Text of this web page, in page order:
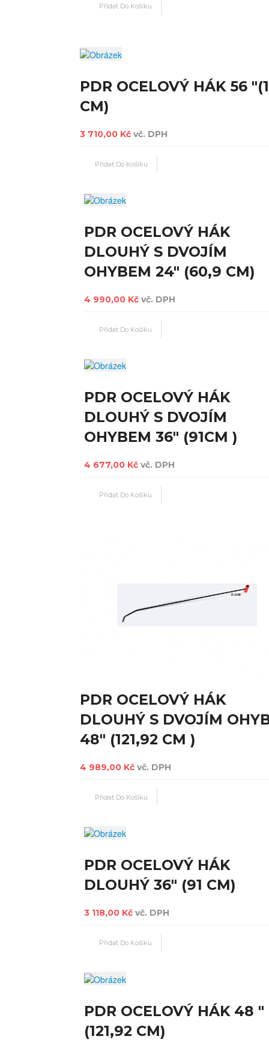
PDR OCELOVÝ HÁK 56
CM)
3 710,00 Kč vč. DPH
PDR OCELOVÝ HÁK
DLOUHÝ S DVOJÍM
OHYBEM 24" (60,9 CM)
4 990,00 Kč vč. DPH
PDR OCELOVÝ HÁK
DLOUHÝ S DVOJÍM
OHYBEM 36" (91CM )
4 677,00 Kč vč. DPH
PDR OCELOVÝ HÁK
DLOUHÝ S DVOJÍM
48" (121,92 CM )
4 989,00 Kč vč. DPH
PDR OCELOVÝ HÁK
DLOUHÝ 36" (91 CM)
3 118,00 Kč vč. DPH
PDR OCELOVÝ HÁK 48 "
(121,92 CM)